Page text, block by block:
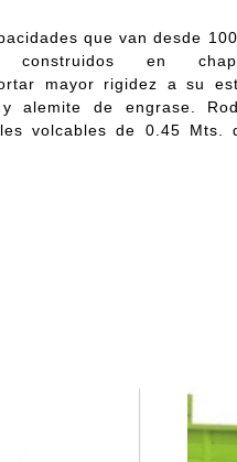
que van desde
en
mayor rigidez a su
alemite de engrase.
volcables de 0.45